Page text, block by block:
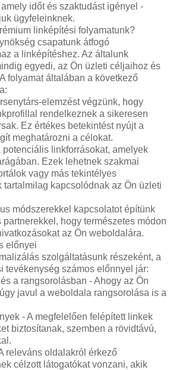
időt és szaktudást igényel -
ügyfeleinknek.
linképítési folyamatunk?
csapatunk átfogó
a linképítéshez. Az általunk
egyedi, az Ön üzleti céljaihoz és
folyamat általában a következő
elemzést végzünk, hogy
rendelkeznek a sikeresen
Ez értékes betekintést nyújt a
meghatározni a célokat.
potenciális linkforrásokat, amelyek
Ezek lehetnek szakmai
vagy más tekintélyes
kapcsolódnak az Ön üzleti
módszerekkel kapcsolatot építünk
hogy természetes módon
az Ön weboldalára.
előnyei
szolgáltatásunk részeként, a
tevékenység számos előnnyel jár:
a rangsorolásban - Ahogy az Ön
javul a weboldala rangsorolása is a
- A megfelelően felépített linkek
biztosítanak, szemben a rövidtávú,
releváns oldalakról érkező
célzott látogatókat vonzani, akik